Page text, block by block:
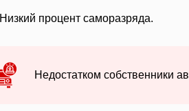
Низкий процент саморазряда.
Недостатком собственники